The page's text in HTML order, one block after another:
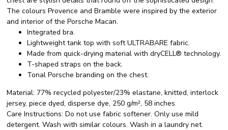
The colours Provence and Bramble were inspired by the exterior
and interior of the Porsche Macan.
Integrated bra.
Lightweight tank top with soft ULTRABARE fabric.
Made from quick-drying material with dryCELL® technology.
T-shaped straps on the back.
Tonal Porsche branding on the chest.
Material: 77% recycled polyester/23% elastane, knitted, interlock
jersey, piece dyed, disperse dye, 250 g/m², 58 inches
Care Instructions:Do not use fabric softener. Only use mild
detergent. Wash with similar colours. Wash in a laundry net.